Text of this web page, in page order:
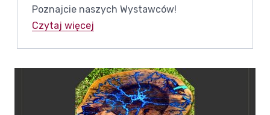
Poznajcie naszych Wystawców!
Czytaj więcej